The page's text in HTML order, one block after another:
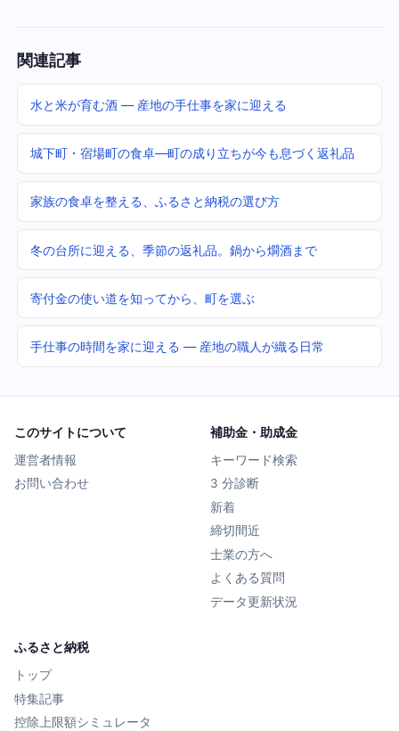
関連記事
水と米が育む酒 — 産地の手仕事を家に迎える
城下町・宿場町の食卓—町の成り立ちが今も息づく返礼品
家族の食卓を整える、ふるさと納税の選び方
冬の台所に迎える、季節の返礼品。鍋から燗酒まで
寄付金の使い道を知ってから、町を選ぶ
手仕事の時間を家に迎える — 産地の職人が織る日常
このサイトについて
運営者情報
お問い合わせ
補助金・助成金
キーワード検索
3 分診断
新着
締切間近
士業の方へ
よくある質問
データ更新状況
ふるさと納税
トップ
特集記事
控除上限額シミュレータ